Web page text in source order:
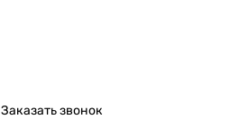
Заказать звонок